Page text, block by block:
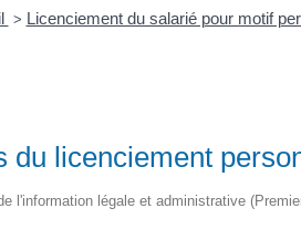
> Licenciement du salarié pour motif
du licenciement
l'information légale et administrative